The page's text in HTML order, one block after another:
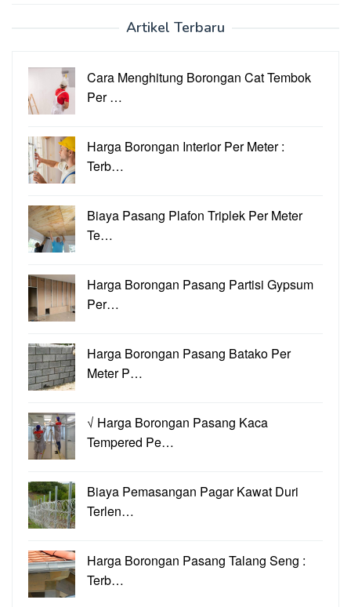
Artikel Terbaru
Cara Menghitung Borongan Cat Tembok
Per …
Harga Borongan Interior Per Meter :
Terb…
Biaya Pasang Plafon Triplek Per Meter
Te…
Harga Borongan Pasang Partisi Gypsum
Per…
Harga Borongan Pasang Batako Per
Meter P…
√ Harga Borongan Pasang Kaca
Tempered Pe…
Biaya Pemasangan Pagar Kawat Duri
Terlen…
Harga Borongan Pasang Talang Seng :
Terb…